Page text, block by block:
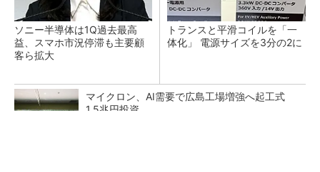
ソニー半導体は1Q過去最高
益、スマホ市況停滞も主要顧
客ら拡大
トランスと平滑コイルを「一
体化」 電源サイズを3分の2に
マイクロン、AI需要で広島工場増強へ起工式
1.5兆円投資